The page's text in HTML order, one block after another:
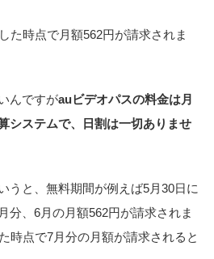
た時点で月額562円が請求されま
んですがauビデオパスの料金は月
システムで、日割は一切ありませ
うと、無料期間が例えば5月30日に
分、6月の月額562円が請求されま
時点で7月分の月額が請求されると